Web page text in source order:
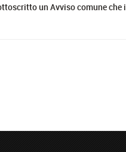
un Avviso comune